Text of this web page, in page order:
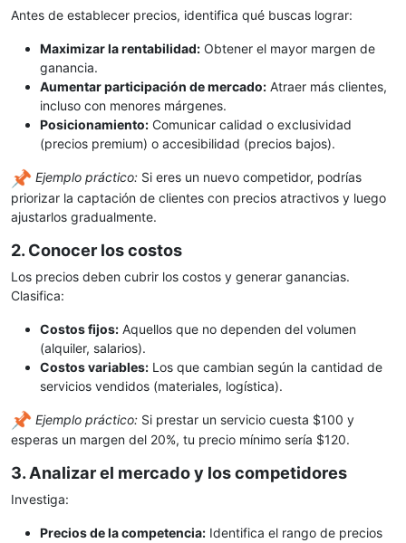
Antes de establecer precios, identifica qué buscas lograr:
Maximizar la rentabilidad: Obtener el mayor margen de
ganancia.
Aumentar participación de mercado: Atraer más clientes,
incluso con menores márgenes.
Posicionamiento: Comunicar calidad o exclusividad
(precios premium) o accesibilidad (precios bajos).
Ejemplo práctico: Si eres un nuevo competidor, podrías
priorizar la captación de clientes con precios atractivos y luego
ajustarlos gradualmente.
2. Conocer los costos
Los precios deben cubrir los costos y generar ganancias.
Clasifica:
Costos fijos: Aquellos que no dependen del volumen
(alquiler, salarios).
Costos variables: Los que cambian según la cantidad de
servicios vendidos (materiales, logística).
Ejemplo práctico: Si prestar un servicio cuesta $100 y
esperas un margen del 20%, tu precio mínimo sería $120.
3. Analizar el mercado y los competidores
Investiga:
Precios de la competencia: Identifica el rango de precios